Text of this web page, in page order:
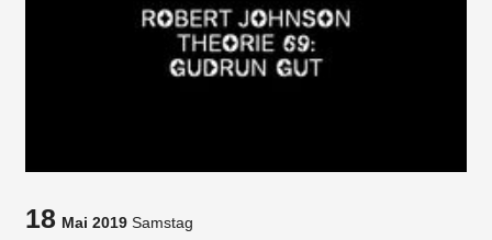
18Mai 2019 Samstag